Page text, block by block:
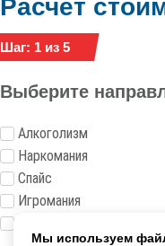
Мы используем
Расчет
Шаг: 1 из 5
Выберите
Алкоголизм
Наркомания
Спайс
Игромания